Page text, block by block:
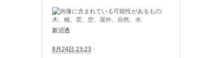
新沼透
8月24日 23:23 ·